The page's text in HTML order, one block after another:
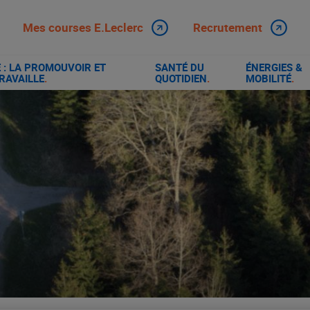
Mes courses E.Leclerc Recrutement
LA PROMOUVOIR ET
.
SANTÉ DU
QUOTIDIEN.
ÉNERGIES &
MOBILITÉ.